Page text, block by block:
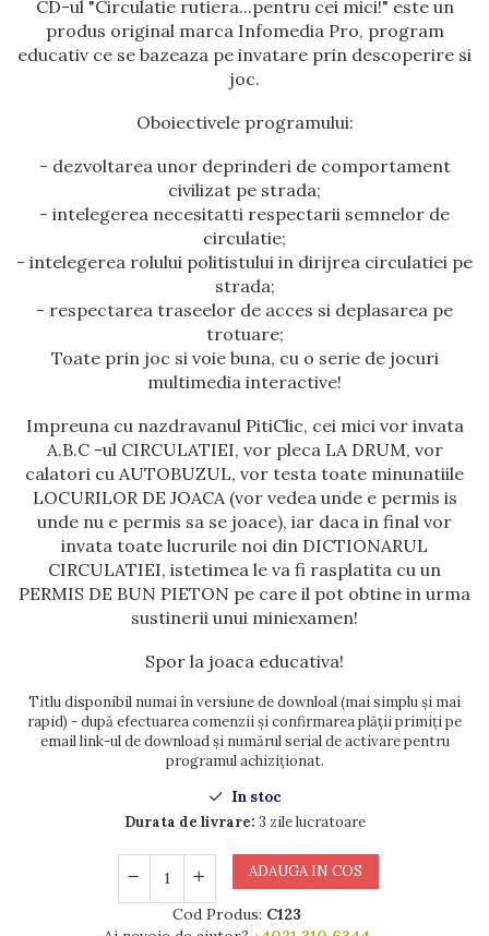
CD-ul "Circulatie rutiera...pentru cei mici!" este un
produs original marca Infomedia Pro, program
educativ ce se bazeaza pe invatare prin descoperire si
joc.
Oboiectivele programului:
- dezvoltarea unor deprinderi de comportament
civilizat pe strada;
- intelegerea necesitatti respectarii semnelor de
circulatie;
- intelegerea rolului politistului in dirijrea circulatiei pe
strada;
- respectarea traseelor de acces si deplasarea pe
trotuare;
Toate prin joc si voie buna, cu o serie de jocuri
multimedia interactive!
Impreuna cu nazdravanul PitiClic, cei mici vor invata
A.B.C -ul CIRCULATIEI, vor pleca LA DRUM, vor
calatori cu AUTOBUZUL, vor testa toate minunatiile
LOCURILOR DE JOACA (vor vedea unde e permis is
unde nu e permis sa se joace), iar daca in final vor
invata toate lucrurile noi din DICTIONARUL
CIRCULATIEI, istetimea le va fi rasplatita cu un
PERMIS DE BUN PIETON pe care il pot obtine in urma
sustinerii unui miniexamen!
Spor la joaca educativa!
Titlu disponibil numai în versiune de downloal (mai simplu și mai
rapid) - după efectuarea comenzii și confirmarea plății primiți pe
email link-ul de download și numărul serial de activare pentru
programul achiziționat.
In stoc
Durata de livrare: 3 zile lucratoare
ADAUGA IN COS
Cod Produs: C123